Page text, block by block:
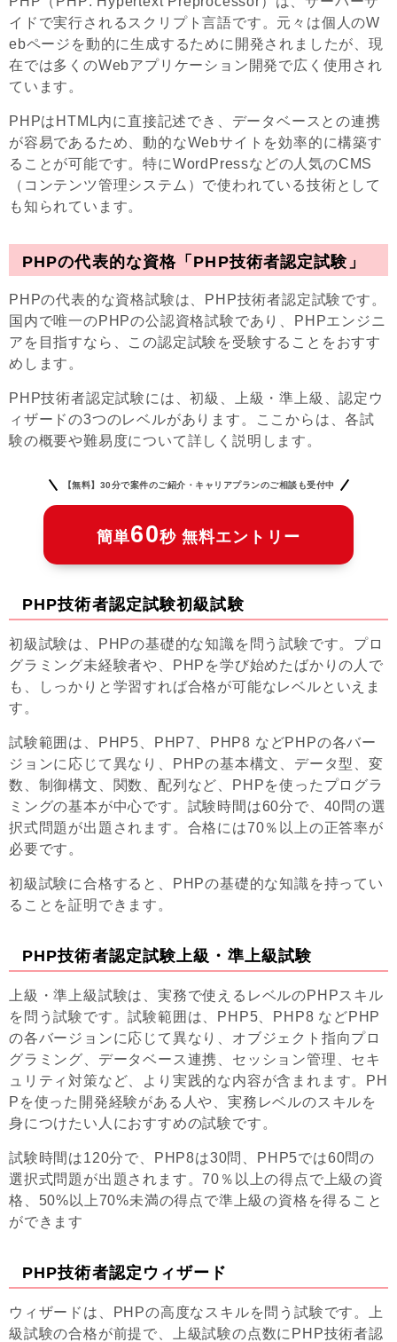
イドで実行されるスクリプト言語です。元々は個人のW
ebページを動的に生成するために開発されましたが、現
在では多くのWebアプリケーション開発で広く使用され
ています。
PHPはHTML内に直接記述でき、データベースとの連携
が容易であるため、動的なWebサイトを効率的に構築す
ることが可能です。特にWordPressなどの人気のCMS
（コンテンツ管理システム）で使われている技術として
も知られています。
PHPの代表的な資格「PHP技術者認定試験」
PHPの代表的な資格試験は、PHP技術者認定試験です。
国内で唯一のPHPの公認資格試験であり、PHPエンジニ
アを目指すなら、この認定試験を受験することをおすす
めします。
PHP技術者認定試験には、初級、上級・準上級、認定ウ
ィザードの3つのレベルがあります。ここからは、各試
験の概要や難易度について詳しく説明します。
【無料】30分で案件のご紹介・キャリアプランのご相談も受付中
簡単60秒 無料エントリー
PHP技術者認定試験初級試験
初級試験は、PHPの基礎的な知識を問う試験です。プロ
グラミング未経験者や、PHPを学び始めたばかりの人で
も、しっかりと学習すれば合格が可能なレベルといえま
す。
試験範囲は、PHP5、PHP7、PHP8 などPHPの各バー
ジョンに応じて異なり、PHPの基本構文、データ型、変
数、制御構文、関数、配列など、PHPを使ったプログラ
ミングの基本が中心です。試験時間は60分で、40問の選
択式問題が出題されます。合格には70％以上の正答率が
必要です。
初級試験に合格すると、PHPの基礎的な知識を持ってい
ることを証明できます。
PHP技術者認定試験上級・準上級試験
上級・準上級試験は、実務で使えるレベルのPHPスキル
を問う試験です。試験範囲は、PHP5、PHP8 などPHP
の各バージョンに応じて異なり、オブジェクト指向プロ
グラミング、データベース連携、セッション管理、セキ
ュリティ対策など、より実践的な内容が含まれます。PH
Pを使った開発経験がある人や、実務レベルのスキルを
身につけたい人におすすめの試験です。
試験時間は120分で、PHP8は30問、PHP5では60問の
選択式問題が出題されます。70％以上の得点で上級の資
格、50%以上70%未満の得点で準上級の資格を得ること
ができます
PHP技術者認定ウィザード
ウィザードは、PHPの高度なスキルを問う試験です。上
級試験の合格が前提で、上級試験の点数にPHP技術者認